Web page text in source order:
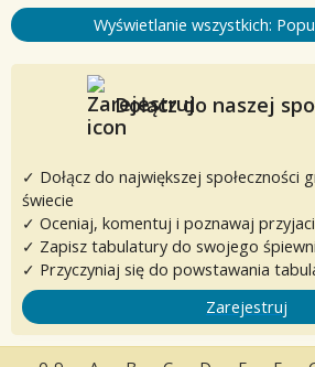
Wyświetlanie wszystkich:
Dołącz do naszej
✓ Dołącz do największej społeczności
świecie
✓ Oceniaj, komentuj i poznawaj
✓ Zapisz tabulatury do swojego
✓ Przyczyniaj się do powstawania
Zarejestruj